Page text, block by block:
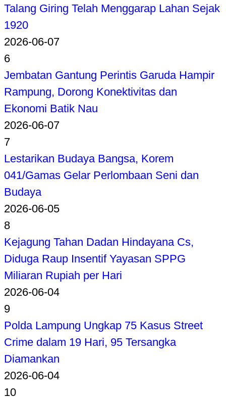
Talang Giring Telah Menggarap Lahan Sejak
1920
2026-06-07
6
Jembatan Gantung Perintis Garuda Hampir
Rampung, Dorong Konektivitas dan
Ekonomi Batik Nau
2026-06-07
7
Lestarikan Budaya Bangsa, Korem
041/Gamas Gelar Perlombaan Seni dan
Budaya
2026-06-05
8
Kejagung Tahan Dadan Hindayana Cs,
Diduga Raup Insentif Yayasan SPPG
Miliaran Rupiah per Hari
2026-06-04
9
Polda Lampung Ungkap 75 Kasus Street
Crime dalam 19 Hari, 95 Tersangka
Diamankan
2026-06-04
10